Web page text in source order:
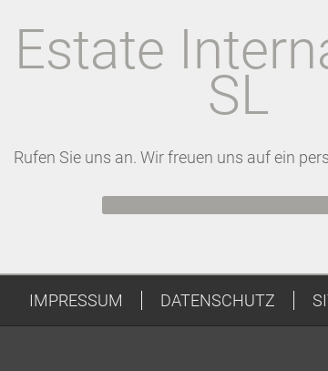
Estate
SL
Rufen Sie uns an. Wir freuen uns auf ein
IMPRESSUM DATENSCHUTZ